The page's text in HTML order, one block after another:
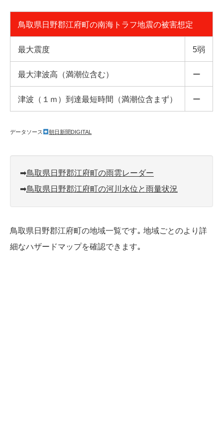
鳥取県日野郡江府町の南海トラフ地震の被害想定
最大震度 5弱
最大津波高（満潮位含む） ー
津波（１ｍ）到達最短時間（満潮位含まず） ー
データソース 朝日新聞DIGITAL
➡︎鳥取県日野郡江府町の雨雲レーダー
➡︎鳥取県日野郡江府町の河川水位と雨量状況
鳥取県日野郡江府町の地域一覧です｡ 地域ごとのより詳
細なハザードマップを確認できます｡